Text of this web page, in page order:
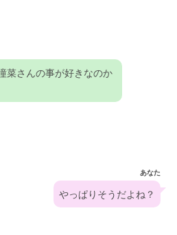
菜さんの事が好きなのか
あなた
やっぱりそうだよね？